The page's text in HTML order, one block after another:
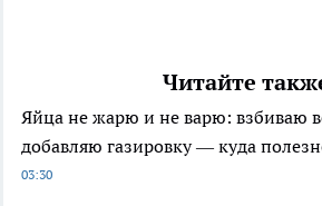
Читайте
Яйца не жарю и не варю: взбиваю
добавляю газировку — куда
03:30